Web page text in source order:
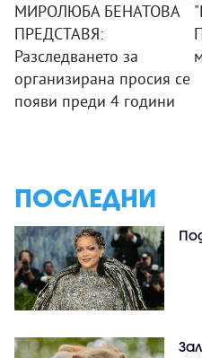
МИРОЛЮБА БЕНАТОВА
ПРЕДСТАВЯ:
Разследването за
организирана просия се
появи преди 4 години
ПОСЛЕДНИ